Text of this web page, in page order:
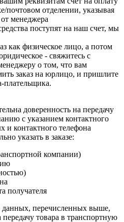
почтовом отделении, указывая
менеджера
поступят на наш счет, мы
как физическое лицо, а потом
- свяжитесь с
о том, что вам
заказ на юрлицо, и пришлите
плательщика.
доверенность на передачу
с указанием контактного
и контактного телефона
указать в заказе:
компании)
получателя
данных, перечисленных выше,
передачу товара в транспортную